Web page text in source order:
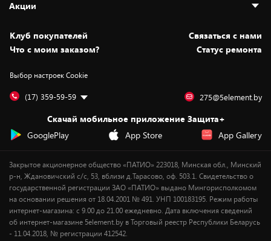
Новости
Статьи и обзоры
Вакансии
Дай пять добру!
Оплата и доставка
Безналичный расчёт
Обмен и возврат товара
Обработка персональных данных
Подарочные карты
Установка техники
Для игровых консолей
Для мобильных устройств
Для компьютеров
Сервисные центры
Акции
Скидки и промокоды
Белорусские товары
Бонусы
Оплата частями
Уценка
Клуб покупателей
Cвязаться с нами
Что с моим заказом?
Статус ремонта
Выбор настроек Cookie
(17) 359-59-59 275@5element.by
Скачай мобильное приложение Защита+
GooglePlay
App Store App Gallery
Закрытое акционерное общество «ПАТИО» 223018, Минская обл., Минский
р-н, Ждановичский с/с, 53, вблизи д.Тарасово, оф. 503.1. Свидетельство о
государственной регистрации ЗАО «ПАТИО» выдано Мингорисполкомом
на основании решения от 18.04.2001 № 491. УНП 100183195. Режим работы
интернет-магазина: с 9.00 до 21.00 ежедневно. Дата включения сведений
об интернет-магазине 5element.by в Торговый реестр Республики Беларусь
- 11.04.2018, № регистрации 412542.